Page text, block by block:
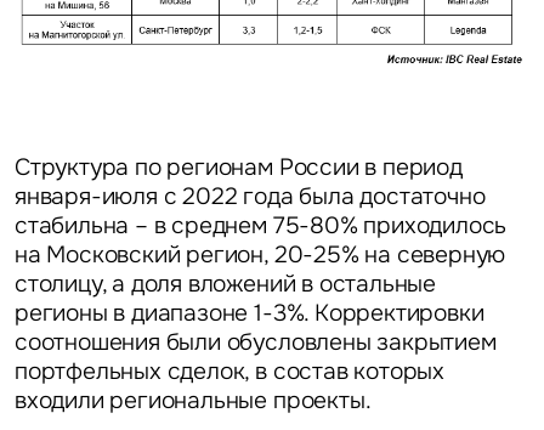
Структура по регионам России в период
января-июля с 2022 года была достаточно
стабильна – в среднем 75-80% приходилось
на Московский регион, 20-25% на северную
столицу, а доля вложений в остальные
регионы в диапазоне 1-3%. Корректировки
соотношения были обусловлены закрытием
портфельных сделок, в состав которых
входили региональные проекты.